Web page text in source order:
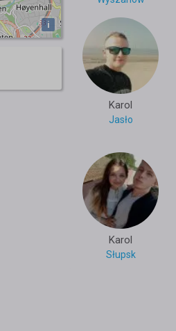
i
Karol
Jasło
Karol
Słupsk